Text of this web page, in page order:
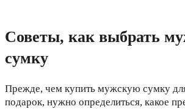
Советы, как выбрать
сумку
Прежде, чем купить мужскую сумку
подарок, нужно определиться, какое